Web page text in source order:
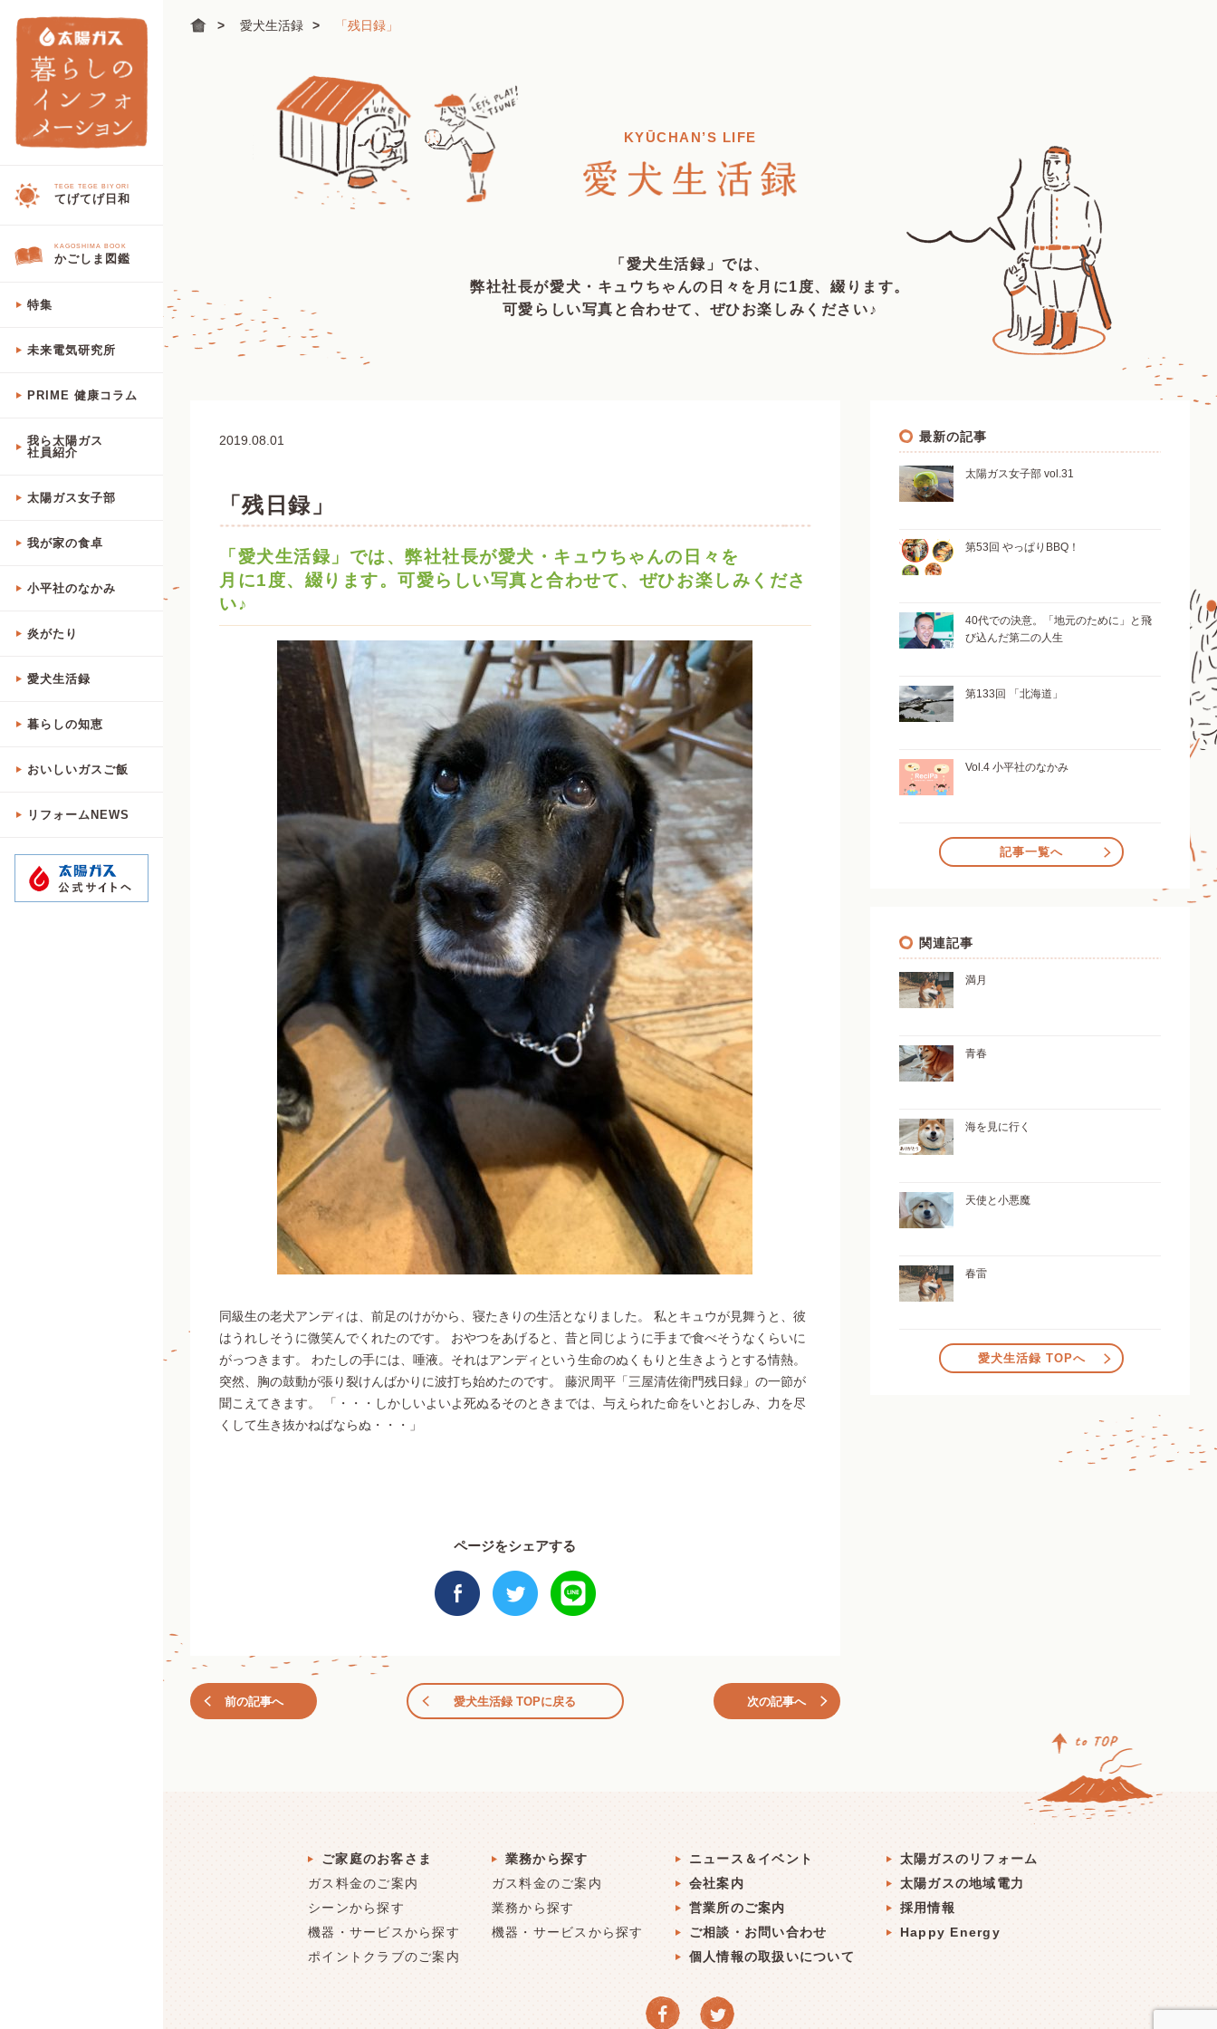
TEGE TEGE BIYORI
てげてげ日和
KAGOSHIMA BOOK
かごしま図鑑
特集
未来電気研究所
PRIME 健康コラム
我ら太陽ガス
社員紹介
太陽ガス女子部
我が家の食卓
小平社のなかみ
炎がたり
愛犬生活録
暮らしの知恵
おいしいガスご飯
リフォームNEWS
愛犬生活録 「残日録」
KYŪCHAN’S LIFE
「愛犬生活録」では、
弊社社長が愛犬・キュウちゃんの日々を 月に1度、綴ります。
可愛らしい写真と合わせて、 ぜひお楽しみください♪
2019.08.01
「残日録」
「愛犬生活録」では、弊社社長が愛犬・キュウちゃんの日々を
月に1度、綴ります。可愛らしい写真と合わせて、ぜひお楽しみくださ
い♪
同級生の老犬アンディは、前足のけがから、寝たきりの生活となりました。 私とキュウが見舞うと、彼
はうれしそうに微笑んでくれたのです。 おやつをあげると、昔と同じように手まで食べそうなくらいに
がっつきます。 わたしの手には、唾液。それはアンディという生命のぬくもりと生きようとする情熱。
突然、胸の鼓動が張り裂けんばかりに波打ち始めたのです。 藤沢周平「三屋清佐衛門残日録」の一節が
聞こえてきます。 「・・・しかしいよいよ死ぬるそのときまでは、与えられた命をいとおしみ、力を尽
くして生き抜かねばならぬ・・・」
ページをシェアする
前の記事へ 次の記事へ
愛犬生活録 TOPに戻る
最新の記事
太陽ガス女子部 vol.31
第53回 やっぱりBBQ！
40代での決意。「地元のために」と飛
び込んだ第二の人生
第133回 「北海道」
Vol.4 小平社のなかみ
記事一覧へ
関連記事
満月
青春
海を見に行く
天使と小悪魔
春雷
愛犬生活録 TOPへ
ご家庭のお客さま
ガス料金のご案内
シーンから探す
機器・サービスから探す
ポイントクラブのご案内
業務から探す
ガス料金のご案内
業務から探す
機器・サービスから探す
ニュース＆イベント
会社案内
営業所のご案内
ご相談・お問い合わせ
個人情報の取扱いについて
太陽ガスのリフォーム
太陽ガスの地域電力
採用情報
Happy Energy